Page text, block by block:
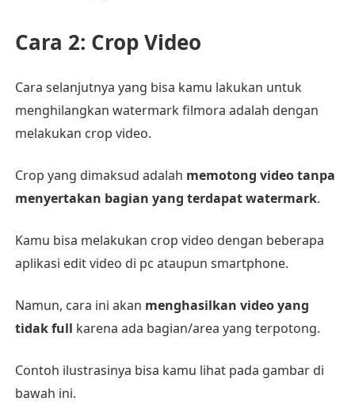
Cara 2: Crop Video
Cara selanjutnya yang bisa kamu lakukan untuk
menghilangkan watermark filmora adalah dengan
melakukan crop video.
Crop yang dimaksud adalah memotong video tanpa
menyertakan bagian yang terdapat watermark.
Kamu bisa melakukan crop video dengan beberapa
aplikasi edit video di pc ataupun smartphone.
Namun, cara ini akan menghasilkan video yang
tidak full karena ada bagian/area yang terpotong.
Contoh ilustrasinya bisa kamu lihat pada gambar di
bawah ini.